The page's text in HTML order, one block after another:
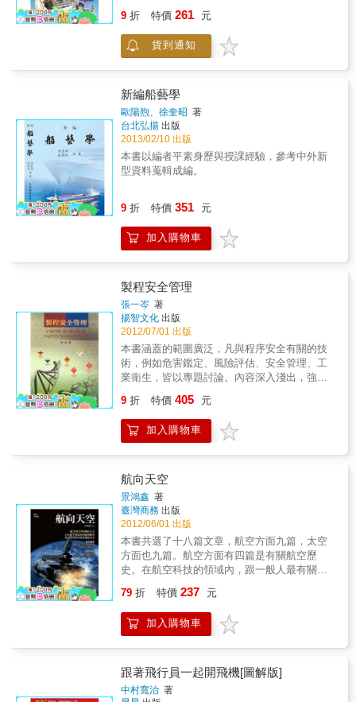
們的經濟。 由各領域的專家長達上百小時的訪
談研究，提供給讀者從現在到未來更多有關3D
列印的資訊！ 如果你對於創新科技、商業策
略、熱門科學或科技對社會帶來的衝擊感到好
學實驗室為跨領域研究的先鋒；梅爾芭．柯曼
以她同時身兼作者與科技分析師的身分，讓沒
有程式開發經驗的使用者也能輕易上手。他們
的合作讓本書能夠將革命性的科技以文字的方
式簡單敘述。
式引擎到今日的噴射渦輪，引擎隨著時間不停
的進化，今日的天空由噴射引擎稱霸一方。噴
射引擎有什麼特殊之處可以有今日的地位？噴
統由什麼組成？如何運作？本書從不同角度帶
您解析噴射引擎，讓您徹頭徹尾地了解噴射引
擎的原理！從噴射引擎的職掌、螺旋槳到噴射
引擎的演化、噴射引擎的構造與機件、運動原
理到認識噴射引擎的儀表，就讓噴射引擎帶你
一起飛上天吧！本書特色1.噴射引擎職掌完全
解說2.精美圖片解析，讓你一目了然3.本書帶您
噴射引擎翱翔天際。
9 折 特價 261 元
貨到通知
新編船藝學
歐陽煦、徐奎昭 著
台北弘揚 出版
2013/02/10 出版
本書以編者平素身歷與授課經驗，參考中外新
型資料蒐輯成編。
9 折 特價 351 元
加入購物車
製程安全管理
張一岑 著
揚智文化 出版
2012/07/01 出版
本書涵蓋的範圍廣泛，凡與程序安全有關的技
術，例如危害鑑定、風險評估、安全管理、工
業衛生，皆以專題討論。內容深入淺出，強調
式的推演。本書分為七章，前三章為基本觀
念、化學品的毒性與火災、爆炸的特徵。第四
章危害辨識，不僅介紹主要辨識方法，並列舉
理，除介紹OHSAS 18001與TOHSMS職業安
全管理制度外，還介紹歐美先進國家主要跨國
公司的安全管理政策與規範。
9 折 特價 405 元
加入購物車
航向天空
景鴻鑫 著
臺灣商務 出版
2012/06/01 出版
本書共選了十八篇文章，航空方面九篇，太空
方面也九篇。航空方面有四篇是有關航空歷
史。在航空科技的領域內，跟一般人最有關係
重大課題，因此，本書選了四篇飛航安全的相
關文章。太空方面也有四篇是有關歷史的文
章，在太空科技的領域內，由於台灣並未積極
空太空領域內，各選一篇科技文化的文章，作
為本書的階段性總結。也算是一種提示，提示
科技發展的根是在文化，科技要蓬勃，一定不
79 折 特價 237 元
加入購物車
跟著飛行員一起開飛機[圖解版]
中村寬治 著